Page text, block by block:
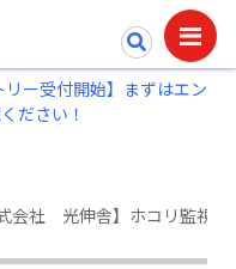
リー受付開始】まずはエン
ださい！
式会社 光伸舎】ホコリ監視装